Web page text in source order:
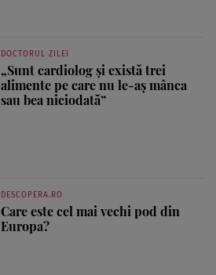
DOCTORUL ZILEI
„Sunt cardiolog și există trei
alimente pe care nu le-aș mânca
sau bea niciodată”
DESCOPERA.RO
Care este cel mai vechi pod din
Europa?